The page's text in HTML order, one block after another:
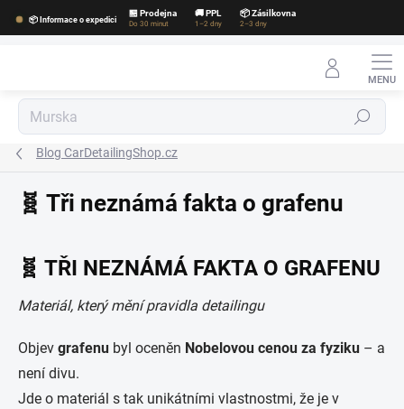
📦 Informace o expedici
🏪 Prodejna 🚚 PPL 📦 Zásilkovna
Do 30 minut 1–2 dny 2–3 dny
Hledat
Blog CarDetailingShop.cz
🧬 Tři neznámá fakta o grafenu
🧬 TŘI NEZNÁMÁ FAKTA O GRAFENU
Materiál, který mění pravidla detailingu
Objev grafenu byl oceněn Nobelovou cenou za fyziku – a
není divu.
Jde o materiál s tak unikátními vlastnostmi, že je v